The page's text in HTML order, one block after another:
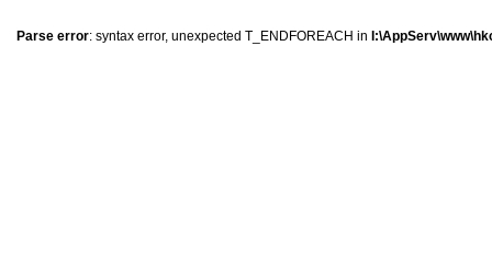
Parse error: syntax error, unexpected T_ENDFOREACH in